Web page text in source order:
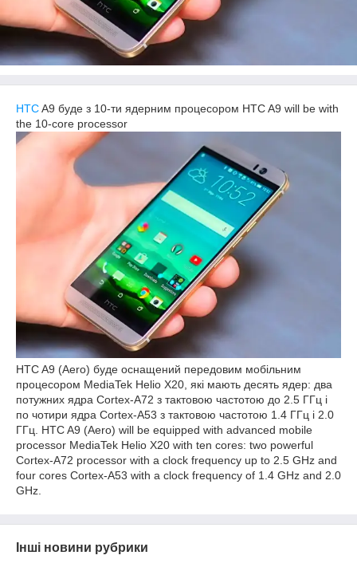
HTCA9 буде з 10-ти ядерним процесором HTC A9 will be with
the 10-core processor
HTC A9 (Aero) буде оснащений передовим мобільним
процесором MediaTek Helio X20, які мають десять ядер: два
потужних ядра Cortex-A72 з тактовою частотою до 2.5 ГГц і
по чотири ядра Cortex-A53 з тактовою частотою 1.4 ГГц і 2.0
ГГц. HTC A9 (Aero) will be equipped with advanced mobile
processor MediaTek Helio X20 with ten cores: two powerful
Cortex-A72 processor with a clock frequency up to 2.5 GHz and
four cores Cortex-A53 with a clock frequency of 1.4 GHz and 2.0
GHz.
Інші новини рубрики